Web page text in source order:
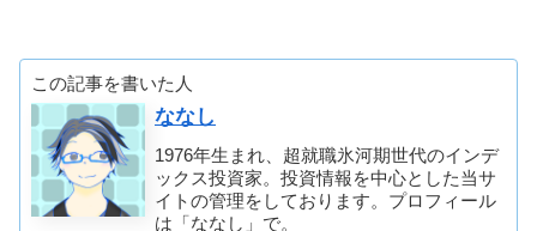
この記事を書いた人
ななし
1976年生まれ、超就職氷河期世代のインデ
ックス投資家。投資情報を中心とした当サ
イトの管理をしております。プロフィール
は「ななし」で。